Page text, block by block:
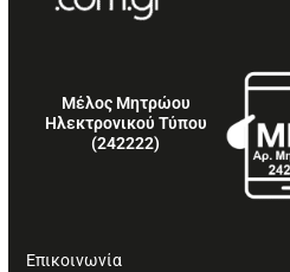
Μέλος Μητρώου
Ηλεκτρονικού Τύπου
(242222)
Επικοινωνία